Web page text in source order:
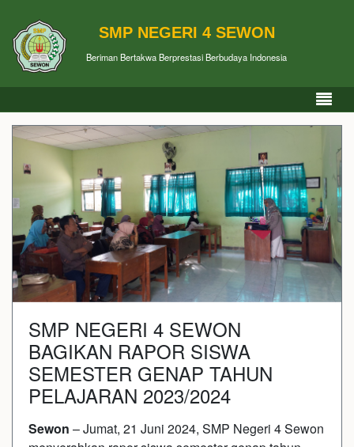
SMP NEGERI 4 SEWON
Beriman Bertakwa Berprestasi Berbudaya Indonesia
SMP NEGERI 4 SEWON
BAGIKAN RAPOR SISWA
SEMESTER GENAP TAHUN
PELAJARAN 2023/2024
Sewon – Jumat, 21 Juni 2024, SMP Negeri 4 Sewon